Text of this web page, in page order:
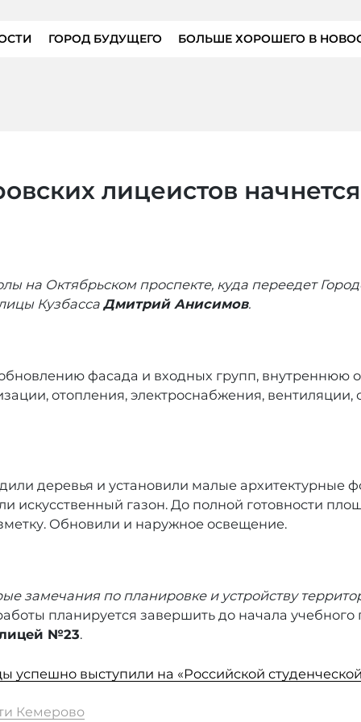
ГОРОД БУДУЩЕГО БОЛЬШЕ ХОРОШЕГО В
лицеистов
на Октябрьском проспекте, куда переедет
Кузбасса Дмитрий Анисимов.
фасада и входных групп, внутреннюю
отопления, электроснабжения, вентиляции,
деревья и установили малые архитектурные
искусственный газон. До полной готовности
Обновили и наружное освещение.
замечания по планировке и устройству
планируется завершить до начала учебного
№23.
успешно выступили на «Российской
Кемерово